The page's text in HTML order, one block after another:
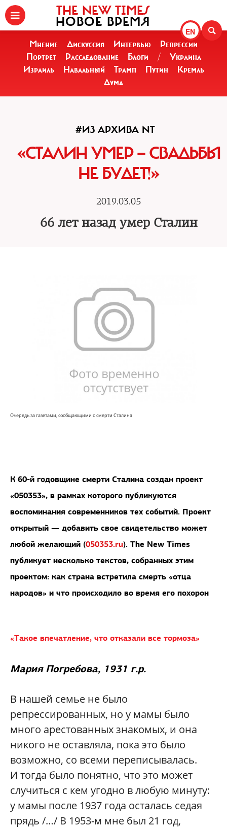
EN
THE NEW TIMES
НОВОЕ ВРЕМЯ
Мнение Дискуссия Интервью
Репрессии
Портрет
Расследование Блоги /
Украина
Израиль
Навальный Трамп Путин
Кремль
Дума
#ИЗ АРХИВА NT
«СТАЛИН УМЕР — СВАДЬБЫ
НЕ БУДЕТ!»
2019.03.05
66 лет назад умер Сталин
Очередь за газетами, сообщающими о смерти Сталина
К 60-й годовщине смерти Сталина создан проект
«050353», в рамках которого публикуются
воспоминания современников тех событий. Проект
открытый — добавить свое свидетельство может
любой желающий (050353.ru). The New Times
публикует несколько текстов, собранных этим
проектом: как страна встретила смерть «отца
народов» и что происходило во время его похорон
«Такое впечатление, что отказали все тормоза»
Мария Погребова, 1931 г.р.
В нашей семье не было
репрессированных, но у мамы было
много арестованных знакомых, и она
никого не оставляла, пока это было
возможно, со всеми переписывалась.
И тогда было понятно, что это может
случиться с кем угодно в любую минуту:
у мамы после 1937 года осталась седая
прядь /…/ В 1953-м мне был 21 год,